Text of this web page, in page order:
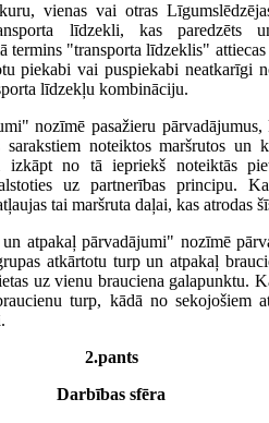
vienas vai otras
līdzekli, kas
termins "transporta līdzeklis"
piekabi vai puspiekabi neatkarīgi
līdzekļu kombināciju.
nozīmē pasažieru
sarakstiem noteiktos maršrutos un
no tā iepriekš noteiktās
uz partnerības principu.
tai maršruta daļai, kas atrodas
atpakaļ pārvadājumi" nozīmē
atkārtotu turp un atpakaļ
uz vienu brauciena galapunktu.
turp, kādā no sekojošiem
2.pants
Darbības sfēra